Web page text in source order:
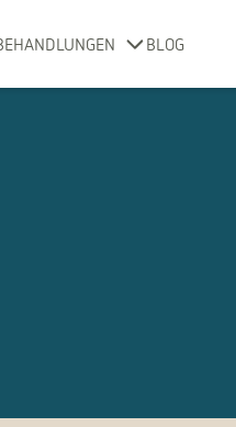
BLOG